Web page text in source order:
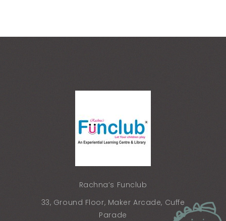
Rachna’s Funclub
33, Ground Floor, Maker Arcade, Cuffe
Parade